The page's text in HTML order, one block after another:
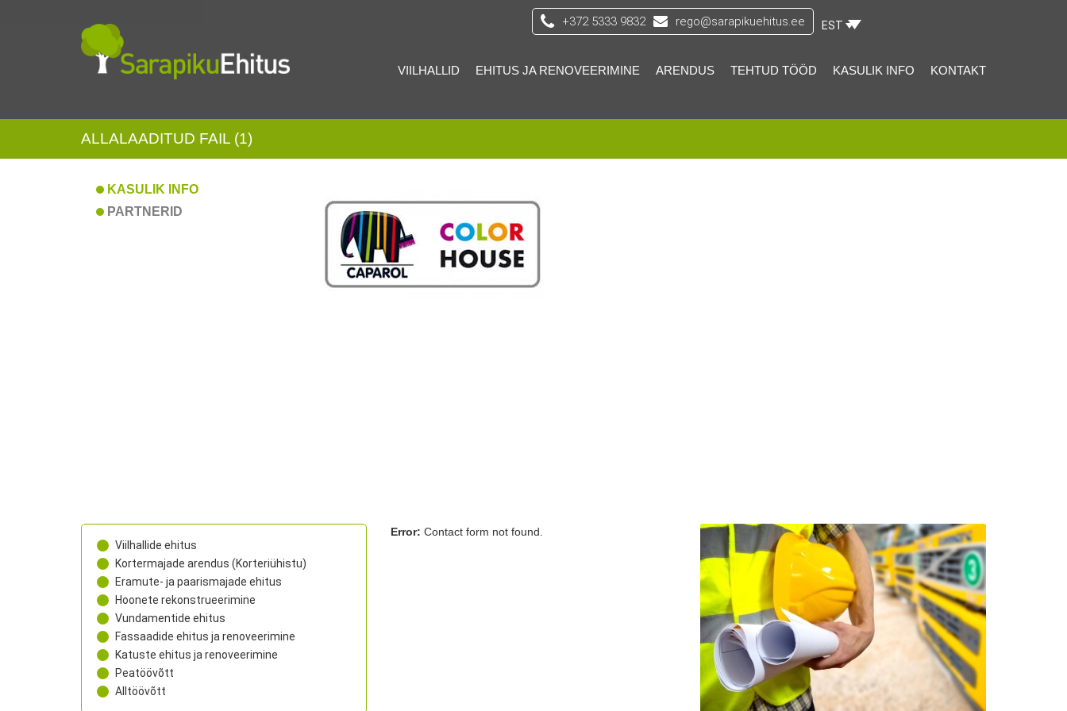
EST
+372 5333 9832 rego@sarapikuehitus.ee
VIILHALLID EHITUS JA RENOVEERIMINE ARENDUS TEHTUD TÖÖD KASULIK INFO KONTAKT
ALLALAADITUD FAIL (1)
KASULIK INFO
PARTNERID
Viilhallide ehitus
Kortermajade arendus (Korteriühistu)
Eramute- ja paarismajade ehitus
Hoonete rekonstrueerimine
Vundamentide ehitus
Fassaadide ehitus ja renoveerimine
Katuste ehitus ja renoveerimine
Peatöövõtt
Alltöövõtt
Error: Contact form not found.